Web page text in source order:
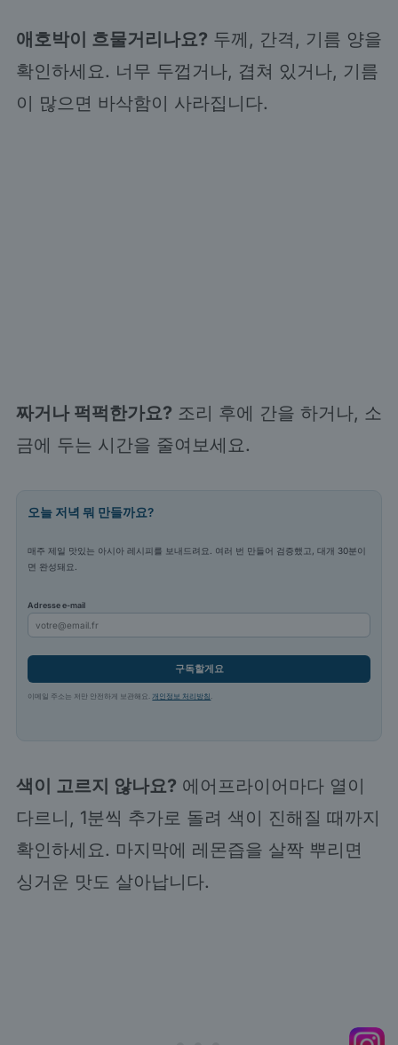
애호박이 흐물거리나요? 두께, 간격, 기름 양을
확인하세요. 너무 두껍거나, 겹쳐 있거나, 기름
이 많으면 바삭함이 사라집니다.
짜거나 퍽퍽한가요? 조리 후에 간을 하거나, 소
금에 두는 시간을 줄여보세요.
오늘 저녁 뭐 만들까요?
매주 제일 맛있는 아시아 레시피를 보내드려요. 여러 번 만들어 검증했고, 대개 30분이
면 완성돼요.
Adresse e-mail
구독할게요
이메일 주소는 저만 안전하게 보관해요. 개인정보 처리방침
색이 고르지 않나요? 에어프라이어마다 열이
다르니, 1분씩 추가로 돌려 색이 진해질 때까지
확인하세요. 마지막에 레몬즙을 살짝 뿌리면
싱거운 맛도 살아납니다.